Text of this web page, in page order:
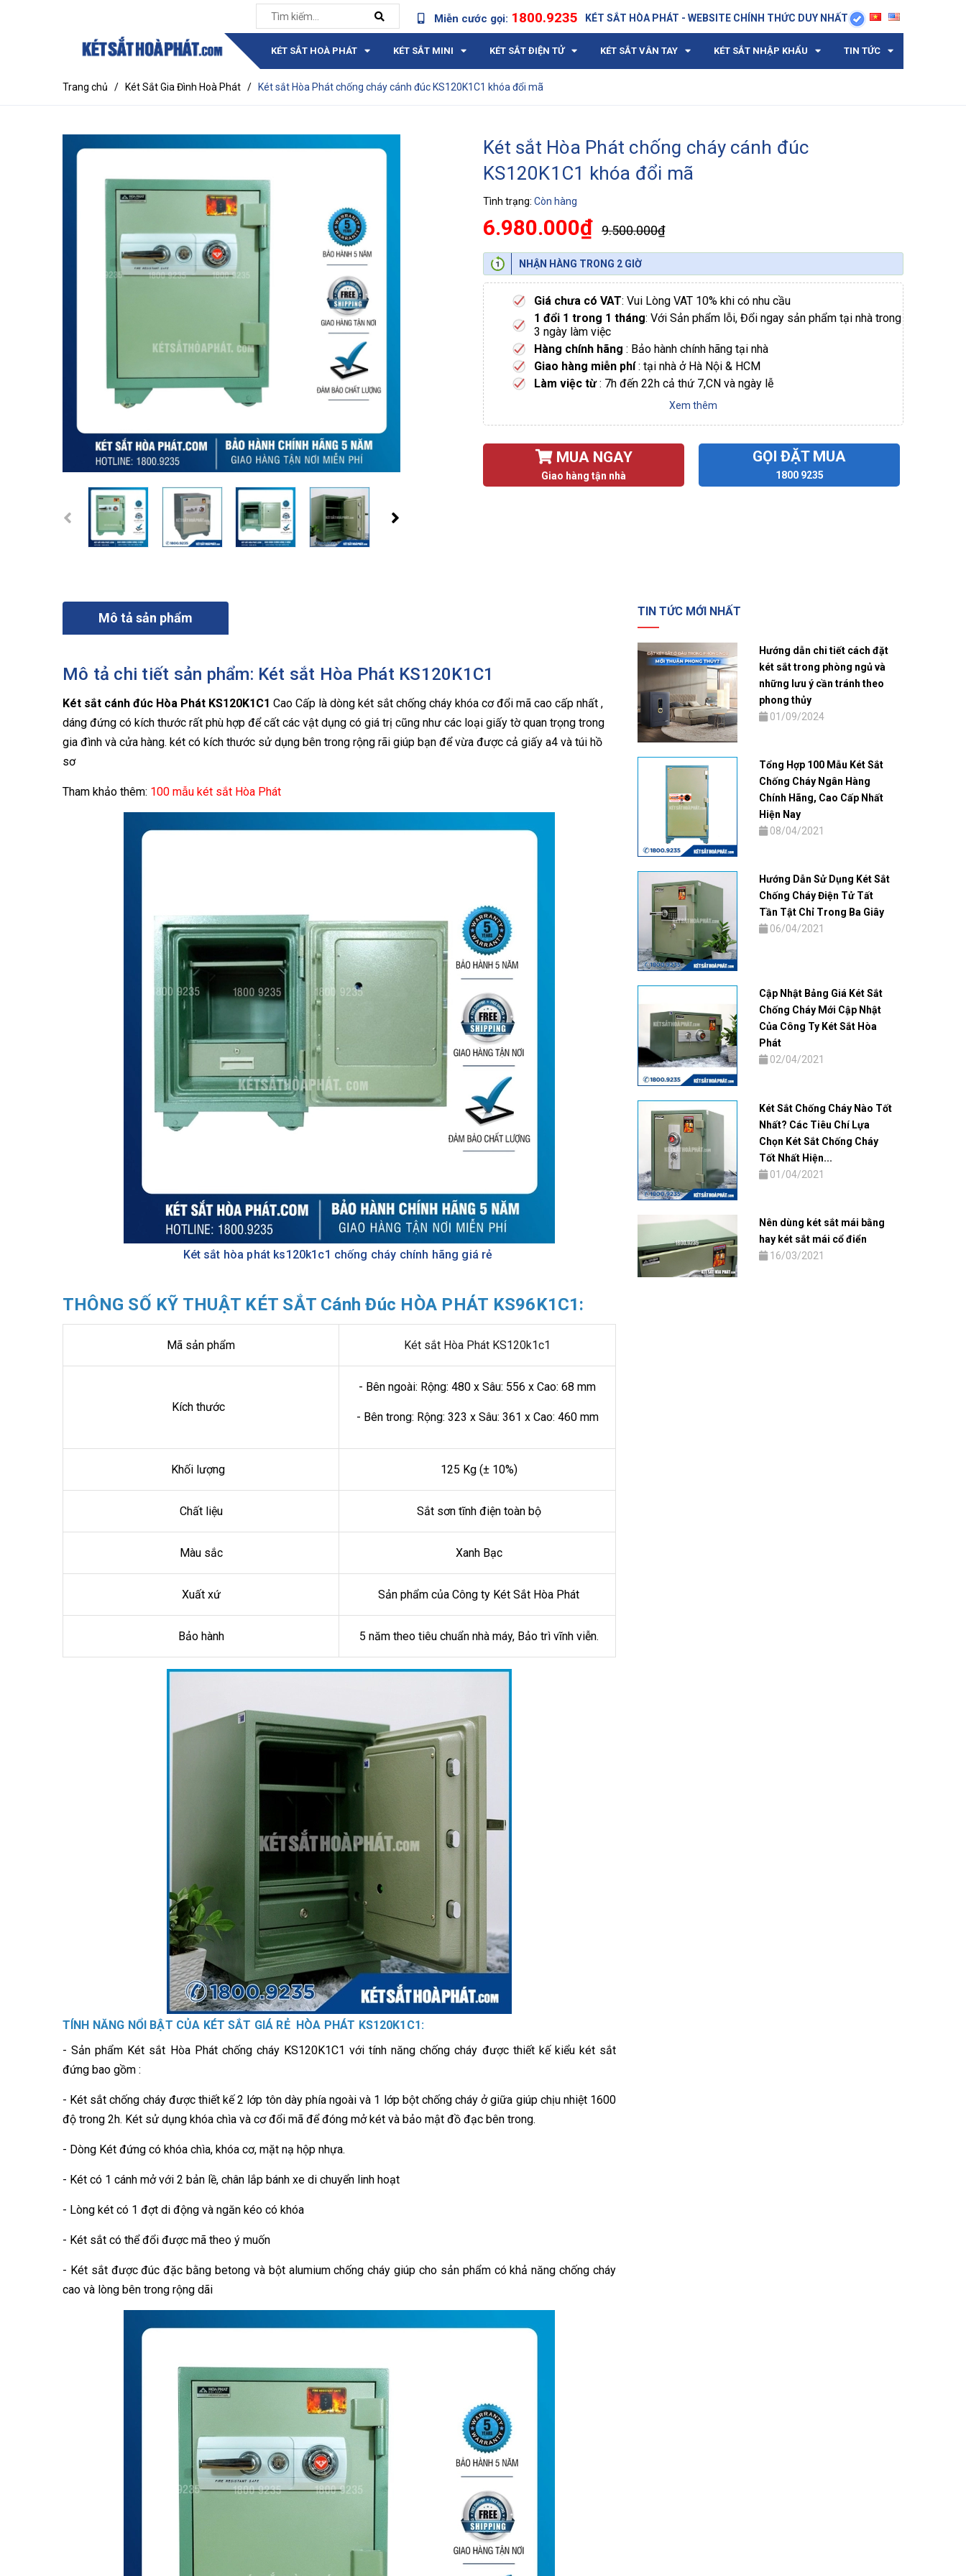
Miễn cước gọi: 1800.9235 KÉT SẮT HÒA PHÁT - WEBSITE CHÍNH THỨC DUY NHẤT
KÉT SẮT HOÀ PHÁT KÉT SẮT MINI KÉT SẮT ĐIỆN TỬ KÉT SẮT VÂN TAY KÉT SẮT NHẬP KHẨU TIN TỨC
Trang chủ / Két Sắt Gia Đình Hoà Phát / Két sắt Hòa Phát chống cháy cánh đúc KS120K1C1 khóa đổi mã
Két sắt Hòa Phát chống cháy cánh đúc
KS120K1C1 khóa đổi mã
Tình trạng: Còn hàng
6.980.000₫ 9.500.000₫
NHẬN HÀNG TRONG 2 GIỜ
Giá chưa có VAT: Vui Lòng VAT 10% khi có nhu cầu
1 đổi 1 trong 1 tháng: Với Sản phẩm lỗi, Đổi ngay sản phẩm tại nhà trong
3 ngày làm việc
Hàng chính hãng : Bảo hành chính hãng tại nhà
Giao hàng miễn phí: tại nhà ở Hà Nội & HCM
Làm việc từ: 7h đến 22h cả thứ 7,CN và ngày lễ
Xem thêm
MUA NGAY
Giao hàng tận nhà
GỌI ĐẶT MUA
1800 9235
Mô tả sản phẩm
Mô tả chi tiết sản phẩm: Két sắt Hòa Phát KS120K1C1
Két sắt cánh đúc Hòa Phát KS120K1C1 Cao Cấp là dòng két sắt chống cháy khóa cơ đổi mã cao cấp nhất ,
dáng đứng có kích thước rất phù hợp để cất các vật dụng có giá trị cũng như các loại giấy tờ quan trọng trong
gia đình và cửa hàng. két có kích thước sử dụng bên trong rộng rãi giúp bạn để vừa được cả giấy a4 và túi hồ
sơ
Tham khảo thêm: 100 mẫu két sắt Hòa Phát
Két sắt hòa phát ks120k1c1 chống cháy chính hãng giá rẻ
THÔNG SỐ KỸ THUẬT KÉT SẮT Cánh Đúc HÒA PHÁT KS96K1C1:
Mã sản phẩm Két sắt Hòa Phát KS120k1c1
Kích thước
- Bên ngoài: Rộng: 480 x Sâu: 556 x Cao: 68 mm
- Bên trong: Rộng: 323 x Sâu: 361 x Cao: 460 mm
Khối lượng 125 Kg (± 10%)
Chất liệu Sắt sơn tĩnh điện toàn bộ
Màu sắc Xanh Bạc
Xuất xứ Sản phẩm của Công ty Két Sắt Hòa Phát
Bảo hành 5 năm theo tiêu chuẩn nhà máy, Bảo trì vĩnh viễn.
TÍNH NĂNG NỔI BẬT CỦA KÉT SẮT GIÁ RẺ HÒA PHÁT KS120K1C1:
- Sản phẩm Két sắt Hòa Phát chống cháy KS120K1C1 với tính năng chống cháy được thiết kế kiểu két sắt
đứng bao gồm :
- Két sắt chống cháy được thiết kế 2 lớp tôn dày phía ngoài và 1 lớp bột chống cháy ở giữa giúp chịu nhiệt 1600
độ trong 2h. Két sử dụng khóa chìa và cơ đổi mã để đóng mở két và bảo mật đồ đạc bên trong.
- Dòng Két đứng có khóa chìa, khóa cơ, mặt nạ hộp nhựa.
- Két có 1 cánh mở với 2 bản lề, chân lắp bánh xe di chuyển linh hoạt
- Lòng két có 1 đợt di động và ngăn kéo có khóa
- Két sắt có thể đổi được mã theo ý muốn
- Két sắt được đúc đặc bằng betong và bột alumium chống cháy giúp cho sản phẩm có khả năng chống cháy
cao và lòng bên trong rộng dãi
TIN TỨC MỚI NHẤT
Hướng dẫn chi tiết cách đặt
két sắt trong phòng ngủ và
những lưu ý cần tránh theo
phong thủy
01/09/2024
Tổng Hợp 100 Mẫu Két Sắt
Chống Cháy Ngân Hàng
Chính Hãng, Cao Cấp Nhất
Hiện Nay
08/04/2021
Hướng Dẫn Sử Dụng Két Sắt
Chống Cháy Điện Tử Tất
Tần Tật Chỉ Trong Ba Giây
06/04/2021
Cập Nhật Bảng Giá Két Sắt
Chống Cháy Mới Cập Nhật
Của Công Ty Két Sắt Hòa
Phát
02/04/2021
Két Sắt Chống Cháy Nào Tốt
Nhất? Các Tiêu Chí Lựa
Chọn Két Sắt Chống Cháy
Tốt Nhất Hiện...
01/04/2021
Nên dùng két sắt mái bằng
hay két sắt mái cổ điển
16/03/2021